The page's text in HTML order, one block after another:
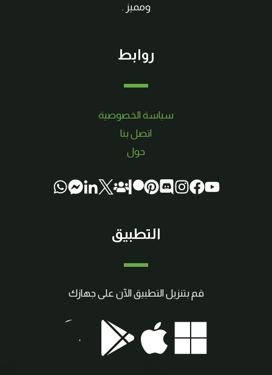
ومميز .
روابط
سياسة الخصوصية
اتصل بنا
حول
التطبيق
قم بتنزيل التطبيق الآن على جهازك